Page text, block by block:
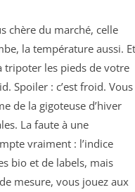
chère du marché, celle
la température aussi. Et
tripoter les pieds de votre
Spoiler : c’est froid. Vous
de la gigoteuse d’hiver
La faute à une
vraiment : l’indice
bio et de labels, mais
mesure, vous jouez aux